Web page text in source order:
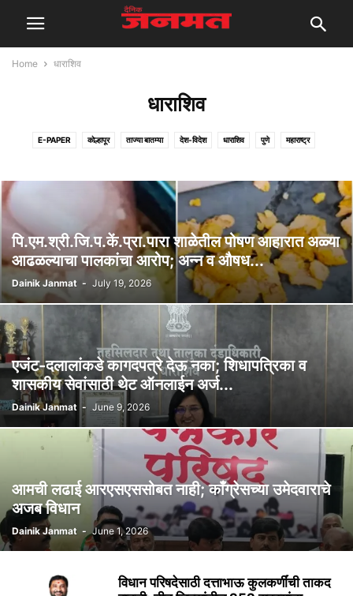
Home धाराशिव
धाराशिव
E-PAPER कोल्हापूर ताज्या बातम्या देश-विदेश धाराशिव पुणे महाराष्ट्र
पि.एम.श्री.जि.प.कें.प्रा.पारा शाळेतील पोषण आहारात अळ्या
आढळल्याचा पालकांचा आरोप; अन्न व औषध...
Dainik Janmat - July 19, 2026
एजंट-दलालांकडे कागदपत्रे देऊ नका; शिधापत्रिका व
शासकीय सेवांसाठी थेट ऑनलाईन अर्ज...
Dainik Janmat - June 9, 2026
आमची लढाई आरएसएससोबत नाही; काँग्रेसच्या उमेदवाराचे
अजब विधान
Dainik Janmat - June 1, 2026
विधान परिषदेसाठी दत्ताभाऊ कुलकर्णींची ताकद